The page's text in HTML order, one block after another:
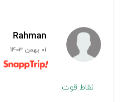
Rahman
01 بهمن 1403
نقاط قوت: